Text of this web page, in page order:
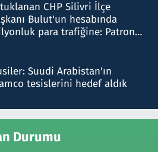
CHP Silivri İlçe
Bulut'un hesabında
para trafiğine: Patron
Suudi Arabistan'ın
tesislerini hedef aldık
Durumu